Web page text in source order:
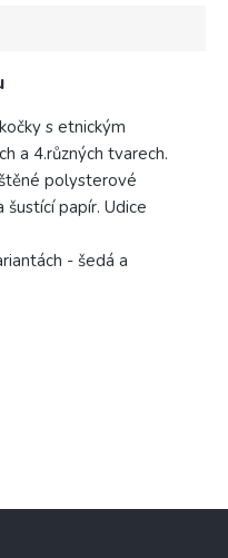
s etnickým
a 4.různých tvarech.
polysterové
šustící papír. Udice
- šedá a